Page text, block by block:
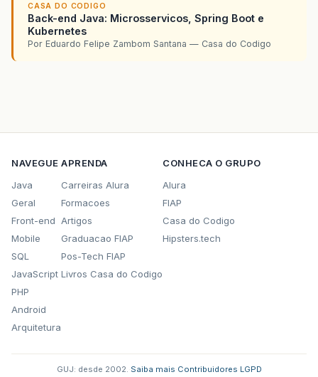
CASA DO CODIGO
Back-end Java: Microsservicos, Spring Boot e
Kubernetes
Por Eduardo Felipe Zambom Santana — Casa do Codigo
NAVEGUE
Java
Geral
Front-end
Mobile
SQL
JavaScript
PHP
Android
Arquitetura
APRENDA
Carreiras Alura
Formacoes
Artigos
Graduacao FIAP
Pos-Tech FIAP
Livros Casa do Codigo
CONHECA O GRUPO
Alura
FIAP
Casa do Codigo
Hipsters.tech
GUJ: desde 2002. Saiba mais Contribuidores LGPD